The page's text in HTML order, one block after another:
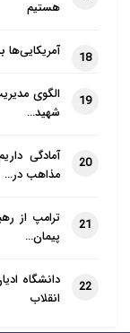
هستیم
18
19
الگوی
شهید…
20
آمادگی
مذاهب در…
21
ترامپ از
پیمان…
22
دانشگاه
انقلاب